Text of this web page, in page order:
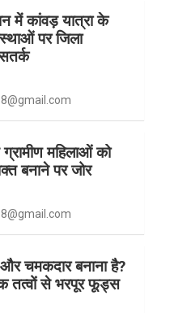
में कांवड़ यात्रा के
पर जिला
महिलाओं को
बनाने पर जोर
और चमकदार बनाना है?
तत्वों से भरपूर फूड्स